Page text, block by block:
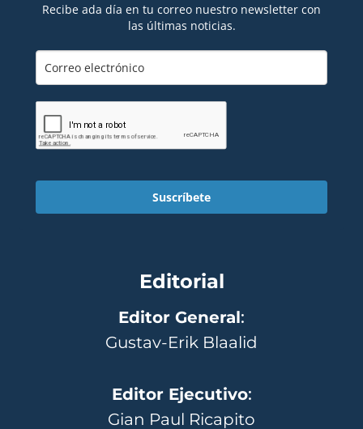
Recibe ada día en tu correo nuestro newsletter con
las últimas noticias.
Suscríbete
Editorial
Editor General:
Gustav-Erik Blaalid
Editor Ejecutivo:
Gian Paul Ricapito